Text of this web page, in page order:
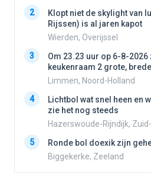
2
Klopt niet de skylight van
Rijssen) is al jaren kapot
Wierden, Overijssel
3
Om 23.23 uur op 6-8-
keukenraam 2 grote,
Limmen, Noord-Holland
4
Lichtbol wat snel heen en
zie het nog steeds
Hazerswoude-Rijndijk,
5
Ronde bol doexik zijn
Biggekerke, Zeeland